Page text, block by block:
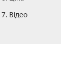
7. Відео